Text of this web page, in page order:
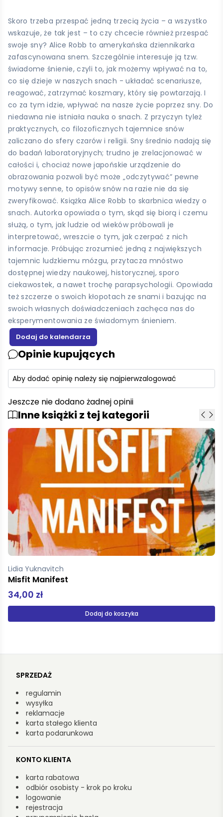
Skoro trzeba przespać jedną trzecią życia – a wszystko
wskazuje, że tak jest – to czy chcecie również przespać
swoje sny? Alice Robb to amerykańska dziennikarka
zafascynowana snem. Szczególnie interesuje ją tzw.
świadome śnienie, czyli to, jak możemy wpływać na to,
co się dzieje w naszych snach - układać scenariusze,
reagować, zatrzymać koszmary, który się powtarzają. I
co za tym idzie, wpływać na nasze życie poprzez sny. Do
niedawna nie istniała nauka o snach. Z przyczyn tyleż
praktycznych, co filozoficznych tajemnice snów
zaliczano do sfery czarów i religii. Sny średnio nadają się
do badań laboratoryjnych; trudno je zrelacjonować w
całości i, chociaż nowe japońskie urządzenie do
obrazowania pozwoli być może „odczytywać” pewne
motywy senne, to opisów snów na razie nie da się
zweryfikować. Książka Alice Robb to skarbnica wiedzy o
snach. Autorka opowiada o tym, skąd się biorą i czemu
służą, o tym, jak ludzie od wieków próbowali je
interpretować, wreszcie o tym, jak czerpać z nich
informacje. Próbując zrozumieć jedną z największych
tajemnic ludzkiemu mózgu, przytacza mnóstwo
dostępnej wiedzy naukowej, historycznej, sporo
ciekawostek, a nawet trochę parapsychologii. Opowiada
też szczerze o swoich kłopotach ze snami i bazując na
swoich własnych doświadczeniach zachęca nas do
eksperymentowania ze świadomym śnieniem.
Opinie kupujących
Aby dodać opinię należy się najpierwzalogować
Jeszcze nie dodano żadnej opinii
Inne książki z tej kategorii
Matysiak Mateusz
Bieszczadzcy mocarze
196,00 zł
Dodaj do koszyka
SPRZEDAŻ
regulamin
wysyłka
reklamacje
karta stałego klienta
karta podarunkowa
KONTO KLIENTA
karta rabatowa
odbiór osobisty - krok po kroku
logowanie
rejestracja